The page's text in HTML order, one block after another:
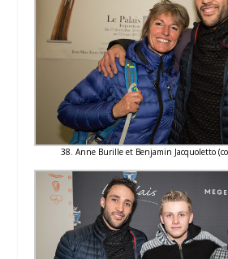
38. Anne Burille et Benjamin Jacquoletto